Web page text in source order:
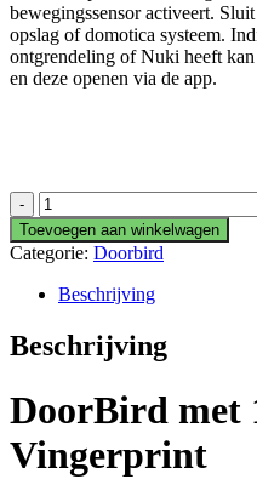
bewegingssensor activeert.
opslag of domotica systeem.
ontgrendeling of Nuki heeft
en deze openen via de app.
DoorBird
D1101F
Inbouw
Vingerprint
aantal
Toevoegen aan winkelwagen
Categorie: Doorbird
Beschrijving
Beschrijving
DoorBird met
Vingerprint